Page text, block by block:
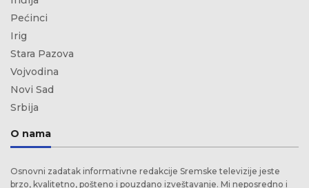
Pećinci
Irig
Stara Pazova
Vojvodina
Novi Sad
Srbija
O nama
Osnovni zadatak informativne redakcije Sremske televizije jeste
brzo, kvalitetno, pošteno i pouzdano izveštavanje. Mi neposredno i